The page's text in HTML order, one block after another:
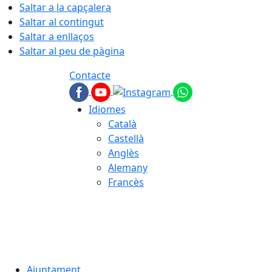
Saltar a la capçalera
Saltar al contingut
Saltar a enllaços
Saltar al peu de pàgina
Contacte
Idiomes
Català
Castellà
Anglès
Alemany
Francès